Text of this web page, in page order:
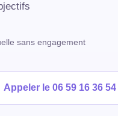
sans engagement
Appeler le 06 59 16 36 54